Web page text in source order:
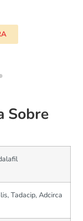
Sobre
Tadacip, Adcirca